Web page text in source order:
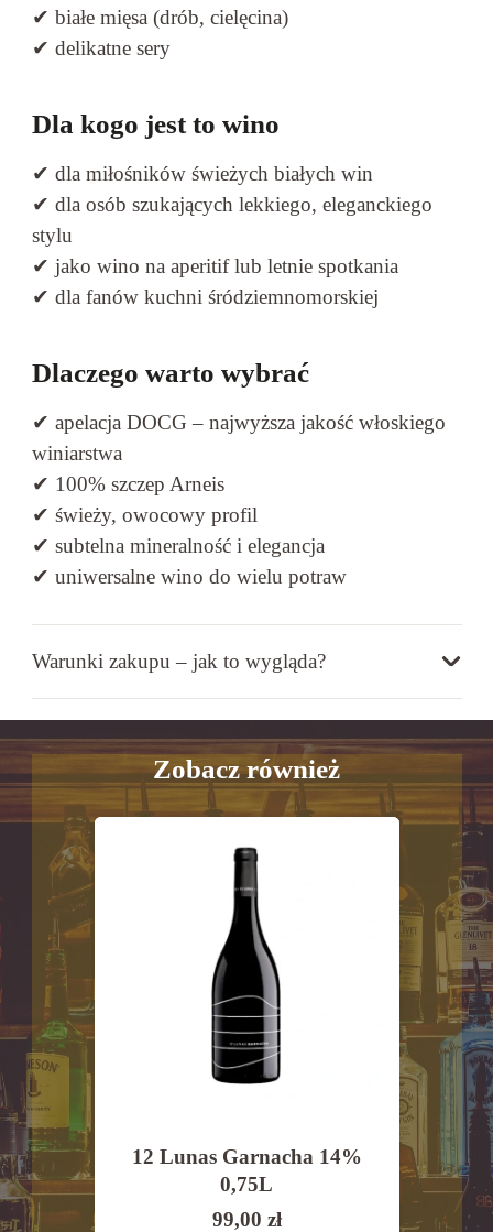
✔ białe mięsa (drób, cielęcina)
✔ delikatne sery
Dla kogo jest to wino
✔ dla miłośników świeżych białych win
✔ dla osób szukających lekkiego, eleganckiego
stylu
✔ jako wino na aperitif lub letnie spotkania
✔ dla fanów kuchni śródziemnomorskiej
Dlaczego warto wybrać
✔ apelacja DOCG – najwyższa jakość włoskiego
winiarstwa
✔ 100% szczep Arneis
✔ świeży, owocowy profil
✔ subtelna mineralność i elegancja
✔ uniwersalne wino do wielu potraw
Warunki zakupu – jak to wygląda?
Zobacz również
12 Lunas Garnacha 14%
0,75L
99,00 zł